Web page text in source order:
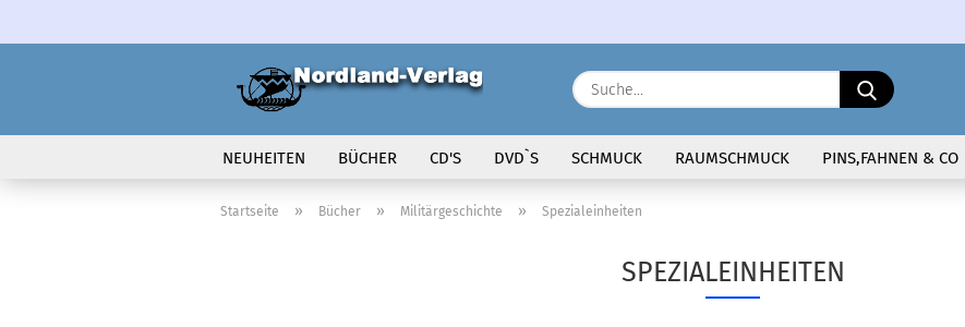
Sprache auswählen
Suche...
NEUHEITEN BÜCHER CD'S DVD`S SCHMUCK RAUMSCHMUCK PINS,FAHNEN & CO
VOLK IN BEWEGUNG
Startseite » Bücher » Militärgeschichte » Spezialeinheiten
SPEZIALEINHEITEN